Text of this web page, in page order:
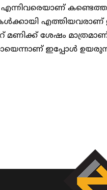
എന്നിവരെയാണ്
മണിക്ക് ശേഷം
ഇപ്പോൾ